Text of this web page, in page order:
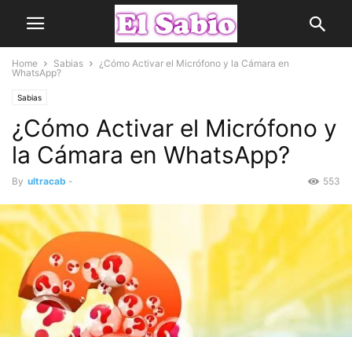
Home Sabias
¿Cómo Activar el Micrófono y la Cámara en
WhatsApp?
Sabias
¿Cómo Activar el Micrófono y
la Cámara en WhatsApp?
By ultracab - 553